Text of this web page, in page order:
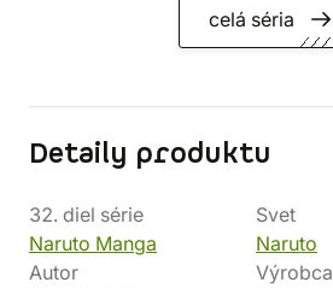
celá séria
Detaily produktu
32. diel série
Naruto Manga
Svet
Naruto
Autor
Výrobca